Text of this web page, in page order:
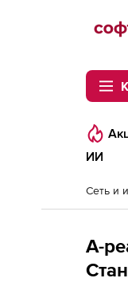
Softline
ИИ
Сеть и
А-